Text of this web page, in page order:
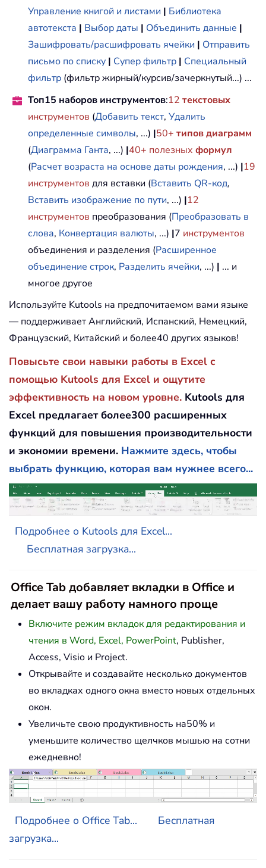
Управление книгой и листами | Библиотека
автотекста | Выбор даты | Объединить данные |
Зашифровать/расшифровать ячейки | Отправить
письмо по списку | Супер фильтр | Специальный
фильтр (фильтр жирный/курсив/зачеркнутый...) ...
Топ15 наборов инструментов:12 текстовых
инструментов (Добавить текст, Удалить
определенные символы, ...) |50+ типов диаграмм
(Диаграмма Ганта, ...) |40+ полезных формул
(Расчет возраста на основе даты рождения, ...) |19
инструментов для вставки (Вставить QR-код,
Вставить изображение по пути, ...) |12
инструментов преобразования (Преобразовать в
слова, Конвертация валюты, ...) |7 инструментов
объединения и разделения (Расширенное
объединение строк, Разделить ячейки, ...) | ... и
многое другое
Используйте Kutools на предпочитаемом вами языке
— поддерживает Английский, Испанский, Немецкий,
Французский, Китайский и более40 других языков!
Повысьте свои навыки работы в Excel с
помощью Kutools для Excel и ощутите
эффективность на новом уровне. Kutools для
Excel предлагает более300 расширенных
функций для повышения производительности
и экономии времени. Нажмите здесь, чтобы
выбрать функцию, которая вам нужнее всего...
Подробнее о Kutools для Excel...
Бесплатная загрузка...
Office Tab добавляет вкладки в Office и
делает вашу работу намного проще
Включите режим вкладок для редактирования и
чтения в Word, Excel, PowerPoint, Publisher,
Access, Visio и Project.
Открывайте и создавайте несколько документов
во вкладках одного окна вместо новых отдельных
окон.
Увеличьте свою продуктивность на50% и
уменьшите количество щелчков мышью на сотни
ежедневно!
Подробнее о Office Tab...
Бесплатная
загрузка...